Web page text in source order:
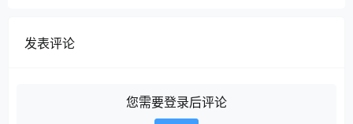
发表评论
您需要登录后评论